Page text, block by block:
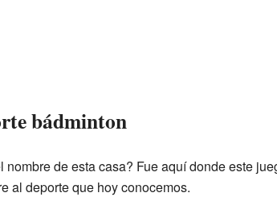
bádminton
nombre de esta casa? Fue aquí donde este
al deporte que hoy conocemos.